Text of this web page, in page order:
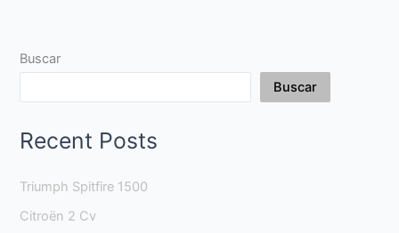
Buscar
Buscar
Recent Posts
Triumph Spitfire 1500
Citroën 2 Cv